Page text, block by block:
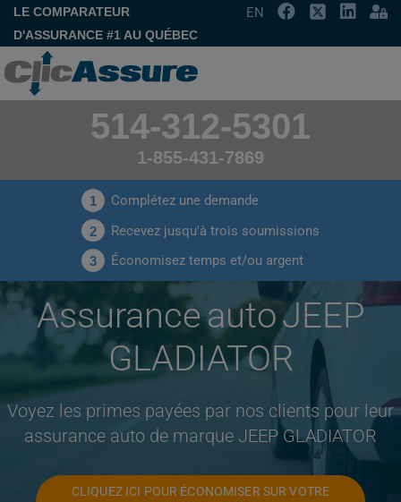
LE COMPARATEUR
D'ASSURANCE #1 AU QUÉBEC
EN
514-312-5301
1-855-431-7869
1 Complétez une demande
2 Recevez jusqu'à trois soumissions
3 Économisez temps et/ou argent
Assurance auto JEEP
GLADIATOR
Voyez les primes payées par nos clients pour leur
assurance auto de marque JEEP GLADIATOR
CLIQUEZ ICI POUR ÉCONOMISER SUR VOTRE